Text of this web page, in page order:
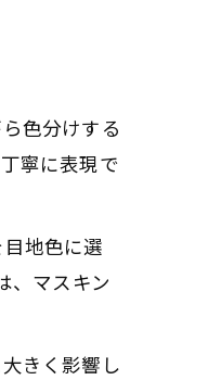
色分けする
寧に表現で
地色に選
、マスキン
きく影響し